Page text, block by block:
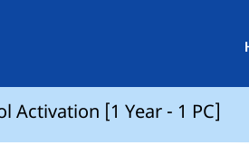
Activation [1 Year - 1 PC]